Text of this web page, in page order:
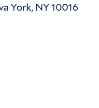
York, NY 10016